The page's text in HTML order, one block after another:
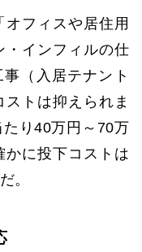
フィスや居住用
・インフィルの仕
（入居テナント
トは抑えられま
り40万円～70万
かに投下コストは
。